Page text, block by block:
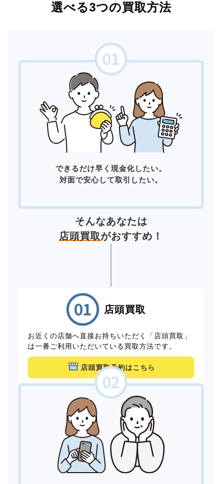
選べる3つの買取方法
できるだけ早く現金化したい。
対面で安心して取引したい。
そんなあなたは
店頭買取がおすすめ！
店頭買取
お近くの店舗へ直接お持ちいただく「店頭買取」
は一番ご利用いただいている買取方法です。
店頭買取予約はこちら